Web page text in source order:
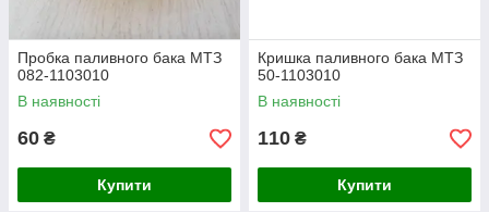
Пробка паливного бака МТЗ
082-1103010
В наявності
60 ₴
Купити
Кришка паливного бака МТЗ
50-1103010
В наявності
110 ₴
Купити